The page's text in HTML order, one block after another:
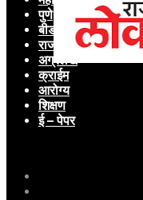
पुणे
बीड
राजकारण
अग्रलेख
क्राईम
आरोग्य
शिक्षण
ई – पेपर